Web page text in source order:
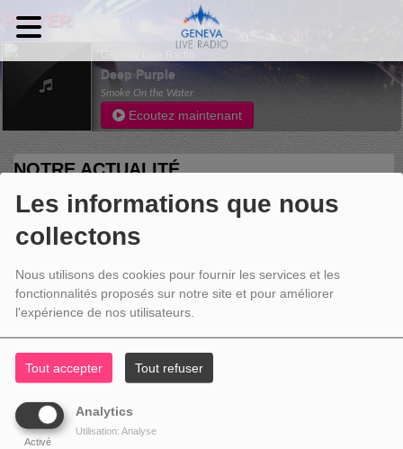
Les informations que nous
collectons
Nous utilisons des cookies pour fournir les services et les
fonctionnalités proposés sur notre site et pour améliorer
l'expérience de nos utilisateurs.
Tout accepter Tout refuser
Analytics
Activé
Utilisation: Analyse
PLAYER
Deep Purple
Smoke On the Water
Ecoutez maintenant
NOTRE ACTUALITÉ